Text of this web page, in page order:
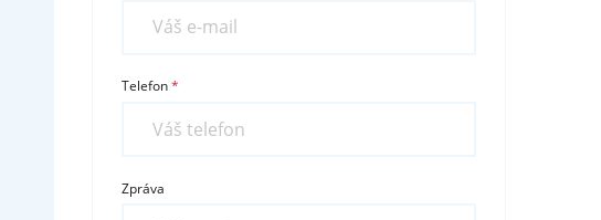
Telefon
Zpráva